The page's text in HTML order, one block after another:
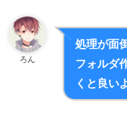
ろん
処理が面
フォルダ
くと良い